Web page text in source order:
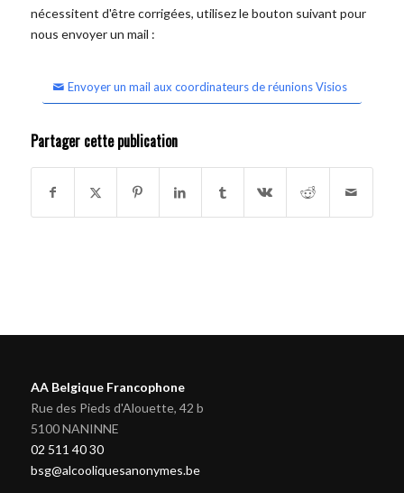
nécessitent d'être corrigées, utilisez le bouton suivant pour
nous envoyer un mail :
Envoyer un mail aux coordinateurs de réunions Visios
Partager cette publication
AA Belgique Francophone
Rue des Pieds d'Alouette, 42 b
5100 NANINNE
02 511 40 30
bsg@alcooliquesanonymes.be